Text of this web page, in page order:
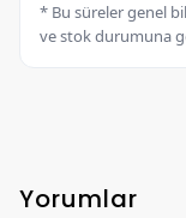
* Bu süreler genel
ve stok durumuna
Yorumlar